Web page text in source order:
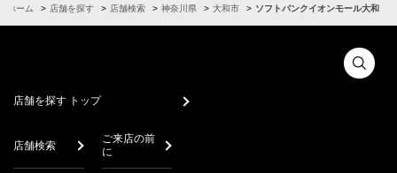
ホーム 店舗を探す 店舗検索 神奈川県 大和市 ソフトバンクイオンモール大和
店舗を探す トップ
店舗検索
ご来店の前
に